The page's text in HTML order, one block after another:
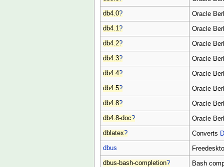
db4.0? Oracle
db4.1? Oracle
db4.2? Oracle
db4.3? Oracle
db4.4? Oracle
db4.5? Oracle
db4.8? Oracle
db4.8-doc? Oracle
dblatex? Converts
dbus
dbus-bash-completion? Bash